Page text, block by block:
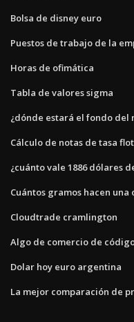
Bolsa de disney euro
Puestos de trabajo de la
Horas de ofimática
Tabla de valores sigma
¿dónde estará el fondo del
Cálculo de notas de tasa
¿cuánto vale 1886 dólares
Cuántos gramos hacen una
Cloudtrade cramlington
Algo de comercio de
Dolar hoy euro argentina
La mejor comparación de